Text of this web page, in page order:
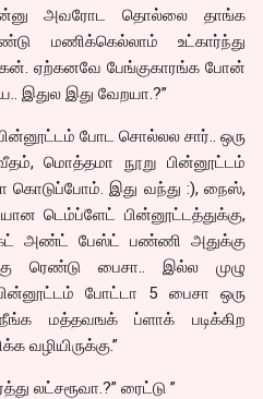
அவரோட தொல்லை தாங்க
மணிக்கெல்லாம் உட்கார்ந்து
ஏற்கனவே பேங்குகாரங்க போன்
இதுல இது வேறயா.?”
பின்னூட்டம் போட சொல்லல சார்.. ஒரு
மொத்தமா நூறு பின்னூட்டம்
கொடுப்போம். இது வந்து :), நைஸ்,
டெம்ப்ளேட் பின்னூட்டத்துக்கு,
கட் அண்ட் பேஸ்ட் பண்ணி அதுக்கு
ரெண்டு பைசா.. இல்ல முழு
பின்னூட்டம் போட்டா 5 பைசா ஒரு
நீங்க மத்தவஙக் ப்ளாக் படிக்கிற
வழியிருக்கு.”
லட்சரூவா.?” ரைட்டு ”